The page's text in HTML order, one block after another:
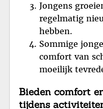
Jongens
regelmatig
hebben.
Sommige
comfort van
moeilijk
Bieden comfort
tijdens